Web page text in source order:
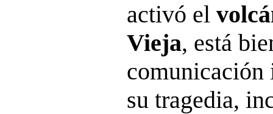
activó el
Vieja, está
comunicación
su tragedia,